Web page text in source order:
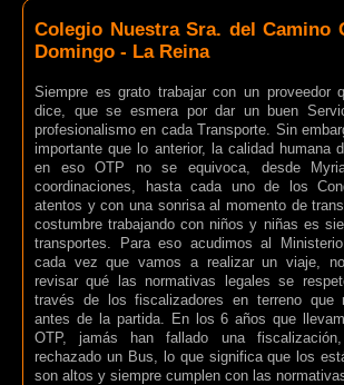
Colegio Nuestra Sra. del Camino
Domingo - La Reina
Siempre es grato trabajar con un proveedor
dice, que se esmera por dar un buen
profesionalismo en cada Transporte. Sin
importante que lo anterior, la calidad humana
en eso OTP no se equivoca, desde
coordinaciones, hasta cada uno de los
atentos y con una sonrisa al momento de
costumbre trabajando con niños y niñas es
transportes. Para eso acudimos al
cada vez que vamos a realizar un viaje,
revisar qué las normativas legales se
través de los fiscalizadores en terreno que
antes de la partida. En los 6 años que
OTP, jamás han fallado una
rechazado un Bus, lo que significa que los
son altos y siempre cumplen con las